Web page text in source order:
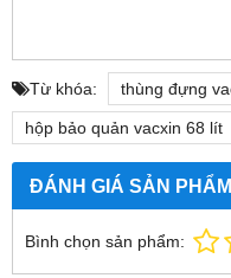
Từ khóa: thùng đựng
hộp bảo quản vacxin 68 lít
ĐÁNH GIÁ SẢN PHẨM
Bình chọn sản phẩm: